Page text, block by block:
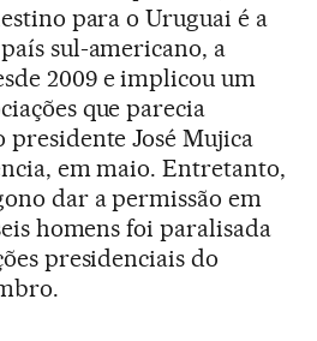
para o Uruguai é a
sul-americano, a
2009 e implicou um
que parecia
José Mujica
em maio. Entretanto,
dar a permissão em
homens foi paralisada
presidenciais do